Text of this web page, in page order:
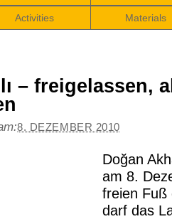
Activities Materials
– freigelassen,
8. DEZEMBER 2010
Doğan
am 8.
freien Fuß
darf das